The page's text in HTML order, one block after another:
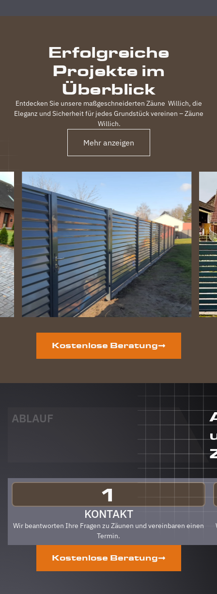
durchgeführt,
Einfahrtstor
und 2
Gartentüren,
waren
120m
Zaun in 3
Tagen
einfach
ist der
Zaun
perfekt
geworden
und die
Hunde
ihre
gewonnene
Freiheit.
Auf der
Grundstücksseite
ist auch
geplant.
Dieser
jeden Fall
Zäune
gehen.
Klare
von uns!
PS Nach
gab es
und
Abschied
Erfolgreiche
Projekte im
Überblick
Entdecken Sie unsere maßgeschneiderten Zäune Willich, die
Eleganz und Sicherheit für jedes Grundstück vereinen – Zäune
Willich.
Mehr anzeigen
Kostenlose Beratung
ABLAUF
1
KONTAKT
Wir beantworten Ihre Fragen zu Zäunen und vereinbaren einen
Termin.
Kostenlose Beratung